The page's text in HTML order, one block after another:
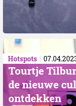
Hotspots
Tourtje
de nieuwe
ontdekken